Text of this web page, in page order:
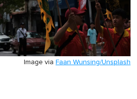
Image via Faan Wunsing/Unsplash